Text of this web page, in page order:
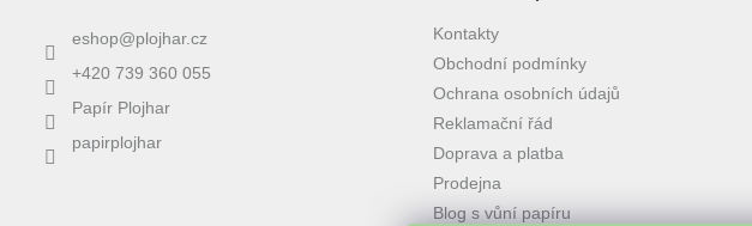
eshop@plojhar.cz
+420 739 360 055
Papír Plojhar
papirplojhar
Kontakty
Obchodní podmínky
Ochrana osobních údajů
Reklamační řád
Doprava a platba
Prodejna
Blog s vůní papíru